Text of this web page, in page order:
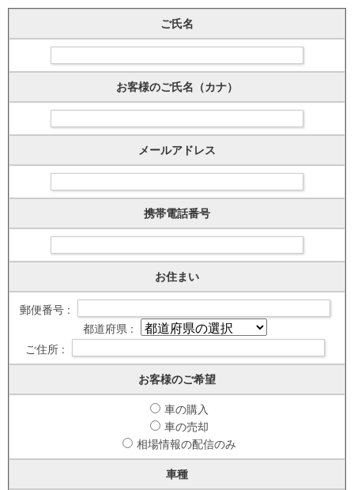
ご氏名
お客様のご氏名（カナ）
メールアドレス
携帯電話番号
お住まい
郵便番号 :
都道府県 :
ご住所 :
お客様のご希望
車の購入
車の売却
相場情報の配信のみ
車種